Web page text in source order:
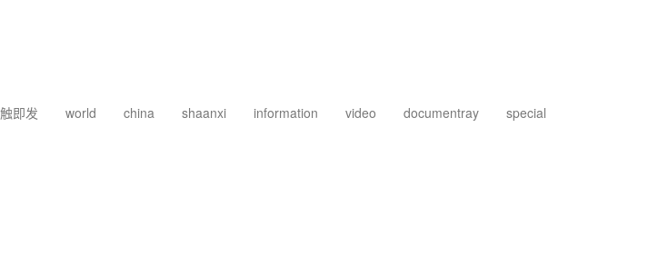
即发 world china shaanxi information video documentray special